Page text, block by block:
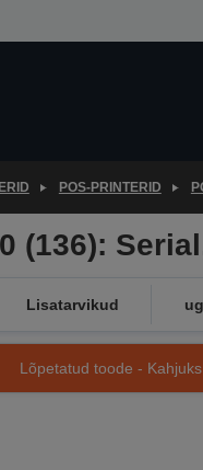
POS-PRINTERID
(136):
Lisatarvikud
Lõpetatud toode -